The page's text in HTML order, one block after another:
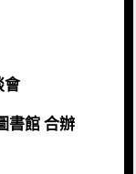
會
書館 合辦